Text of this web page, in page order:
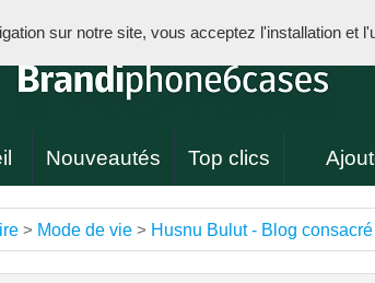
Nouveautés Top clics
> Mode de vie > Husnu Bulut - Blog
sur notre site, vous acceptez l'installation et